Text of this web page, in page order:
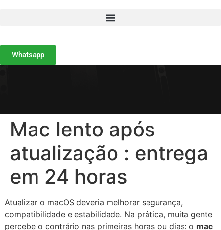
Whatsapp
Mac lento após
atualização : entrega
em 24 horas
Atualizar o macOS deveria melhorar segurança,
compatibilidade e estabilidade. Na prática, muita gente
percebe o contrário nas primeiras horas ou dias: o mac